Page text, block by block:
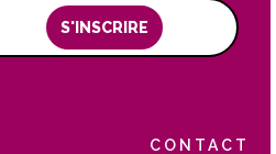
S'INSCRIRE
CONTACT